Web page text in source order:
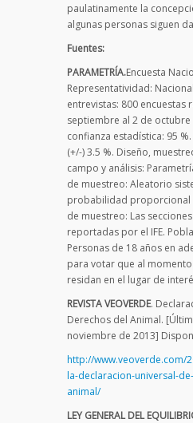
paulatinamente la
algunas personas siguen
Fuentes:
PARAMETRÍA.Encuesta
Representatividad:
entrevistas: 800 encuestas
septiembre al 2 de octubre
confianza estadística: 95
(+/-) 3.5 %. Diseño,
campo y análisis:
de muestreo: Aleatorio
probabilidad proporcional
de muestreo: Las
reportadas por el IFE.
Personas de 18 años en
para votar que al
residan en el lugar de
REVISTA VEOVERDE.
Derechos del Animal.
noviembre de 2013]
http://www.veoverde.com/
la-declaracion-universal-
animal/
LEY GENERAL DEL